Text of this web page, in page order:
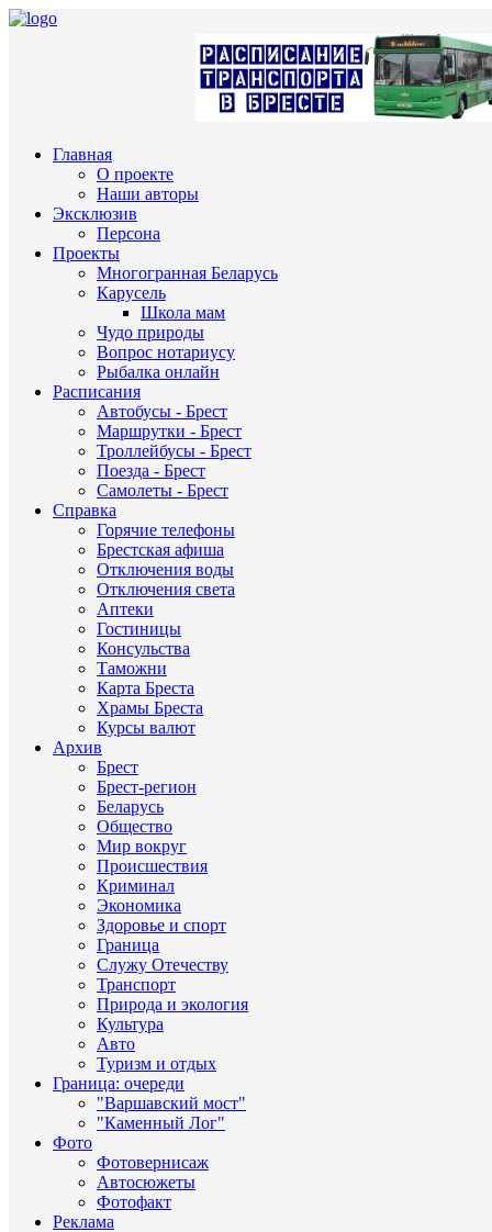
Главная
О проекте
Наши авторы
Эксклюзив
Персона
Проекты
Многогранная Беларусь
Карусель
Школа мам
Чудо природы
Вопрос нотариусу
Рыбалка онлайн
Расписания
Автобусы - Брест
Маршрутки - Брест
Троллейбусы - Брест
Поезда - Брест
Самолеты - Брест
Справка
Горячие телефоны
Брестская афиша
Отключения воды
Отключения света
Аптеки
Гостиницы
Консульства
Таможни
Карта Бреста
Храмы Бреста
Курсы валют
Архив
Брест
Брест-регион
Беларусь
Общество
Мир вокруг
Происшествия
Криминал
Экономика
Здоровье и спорт
Граница
Служу Отечеству
Транспорт
Природа и экология
Культура
Авто
Туризм и отдых
Граница: очереди
"Варшавский мост"
"Каменный Лог"
Фото
Фотовернисаж
Автосюжеты
Фотофакт
Реклама